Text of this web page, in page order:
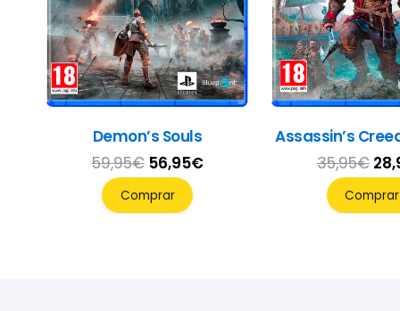
Demon’s Souls
59,95€ El
precio
original
56,95€El
Comprar
Assassin’s
35,95€ El
Comprar